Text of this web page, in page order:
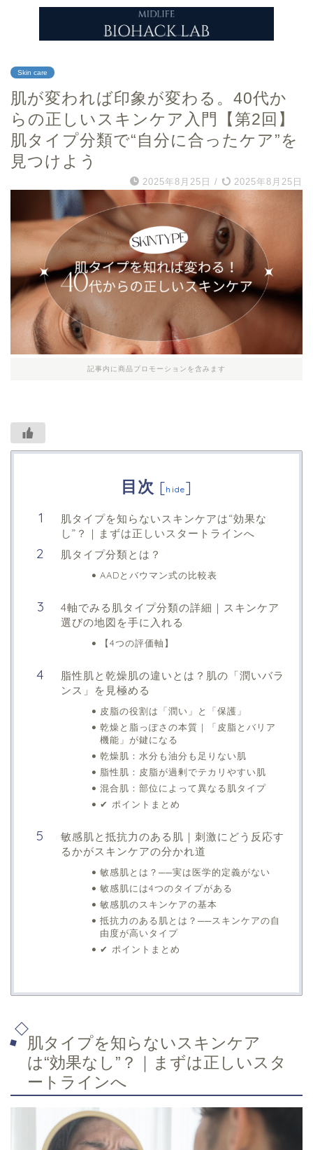
Skin care
肌が変われば印象が変わる。40代か
らの正しいスキンケア入門【第2回】
肌タイプ分類で“自分に合ったケア”を
見つけよう
2025年8月25日 / 2025年8月25日
記事内に商品プロモーションを含みます
目次 [hide]
肌タイプを知らないスキンケアは“効果な
し”？｜まずは正しいスタートラインへ
肌タイプ分類とは？
AADとバウマン式の比較表
4軸でみる肌タイプ分類の詳細｜スキンケア
選びの地図を手に入れる
【4つの評価軸】
脂性肌と乾燥肌の違いとは？肌の「潤いバラ
ンス」を見極める
皮脂の役割は「潤い」と「保護」
乾燥と脂っぽさの本質｜「皮脂とバリア
機能」が鍵になる
乾燥肌：水分も油分も足りない肌
脂性肌：皮脂が過剰でテカリやすい肌
混合肌：部位によって異なる肌タイプ
✔ ポイントまとめ
敏感肌と抵抗力のある肌｜刺激にどう反応す
るかがスキンケアの分かれ道
敏感肌とは？──実は医学的定義がない
敏感肌には4つのタイプがある
敏感肌のスキンケアの基本
抵抗力のある肌とは？──スキンケアの自
由度が高いタイプ
✔ ポイントまとめ
肌タイプを知らないスキンケア
は“効果なし”？｜まずは正しいスタ
ートラインへ